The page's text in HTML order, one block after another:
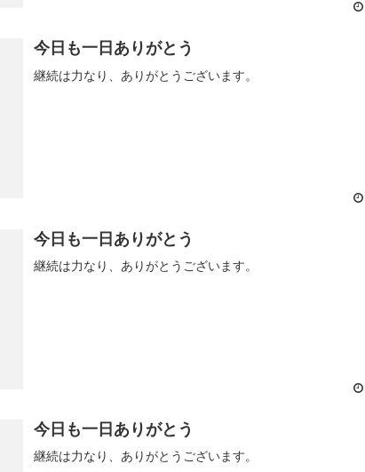
今日も一日ありがとう
継続は力なり、ありがとうございます。
今日も一日ありがとう
継続は力なり、ありがとうございます。
今日も一日ありがとう
継続は力なり、ありがとうございます。